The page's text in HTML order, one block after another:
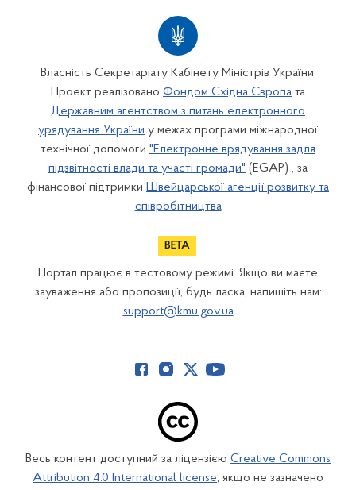
Власність Секретаріату Кабінету Міністрів України.
Проект реалізовано Фондом Східна Європа та
Державним агентством з питань електронного
урядування України у межах програми міжнародної
технічної допомоги "Електронне врядування задля
підзвітності влади та участі громади" (EGAP) , за
фінансової підтримки Швейцарської агенції розвитку та
співробітництва
Портал працює в тестовому режимі. Якщо ви маєте
зауваження або пропозиції, будь ласка, напишіть нам:
support@kmu.gov.ua
Весь контент доступний за ліцензією Creative Commons
Attribution 4.0 International license, якщо не зазначено